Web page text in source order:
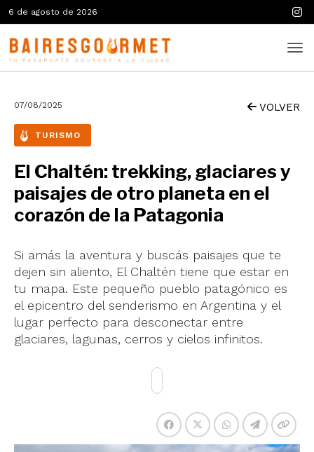
6 de agosto de 2026
07/08/2025 VOLVER
TURISMO
El Chaltén: trekking, glaciares y
paisajes de otro planeta en el
corazón de la Patagonia
Si amás la aventura y buscás paisajes que te
dejen sin aliento, El Chaltén tiene que estar en
tu mapa. Este pequeño pueblo patagónico es
el epicentro del senderismo en Argentina y el
lugar perfecto para desconectar entre
glaciares, lagunas, cerros y cielos infinitos.